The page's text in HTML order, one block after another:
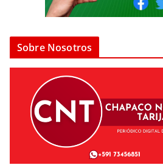
Sobre Nosotros